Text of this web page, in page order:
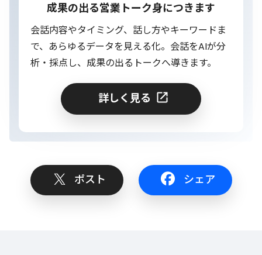
成果の出る営業トーク身につきます
会話内容やタイミング、話し方やキーワードま
で、あらゆるデータを見える化。会話をAIが分
析・採点し、成果の出るトークへ導きます。
詳しく見る
ポスト シェア